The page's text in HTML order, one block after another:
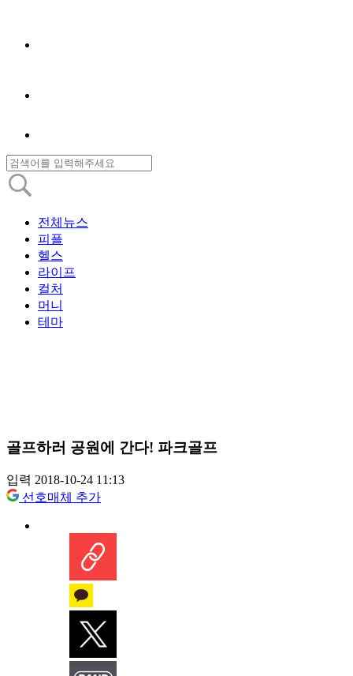
전체뉴스
피플
헬스
라이프
컬처
머니
테마
골프하러 공원에 간다! 파크골프
입력 2018-10-24 11:13
선호매체 추가